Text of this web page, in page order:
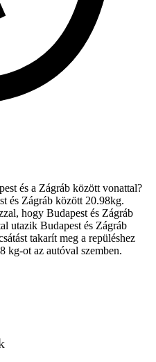
és a Zágráb között vonattal?
és Zágráb között 20.98kg.
hogy Budapest és Zágráb
utazik Budapest és Zágráb
takarít meg a repüléshez
kg-ot az autóval szemben.